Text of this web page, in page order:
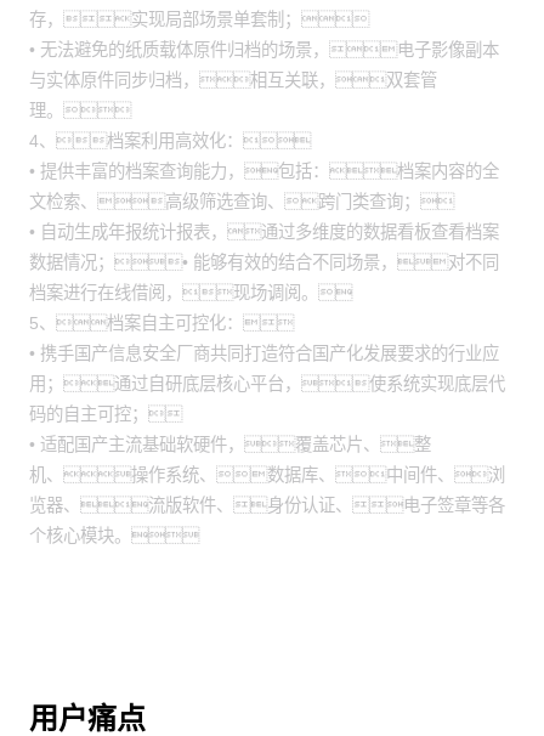
存，实现局部场景单套制；
• 无法避免的纸质载体原件归档的场景，电子影像副本
与实体原件同步归档，相互关联，双套管
理。
4、档案利用高效化：
• 提供丰富的档案查询能力，包括：档案内容的全
文检索、高级筛选查询、跨门类查询；
• 自动生成年报统计报表，通过多维度的数据看板查看档案
数据情况；• 能够有效的结合不同场景，对不同
档案进行在线借阅，现场调阅。
5、档案自主可控化：
• 携手国产信息安全厂商共同打造符合国产化发展要求的行业应
用；通过自研底层核心平台，使系统实现底层代
码的自主可控；
• 适配国产主流基础软硬件，覆盖芯片、整
机、操作系统、数据库、中间件、浏
览器、流版软件、身份认证、电子签章等各
个核心模块。
用户痛点